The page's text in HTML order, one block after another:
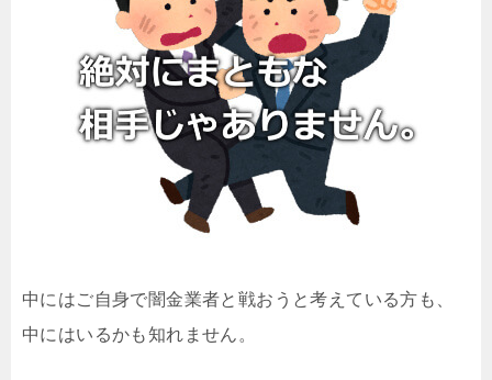
中にはご自身で闇金業者と戦おうと考えている方も、
中にはいるかも知れません。